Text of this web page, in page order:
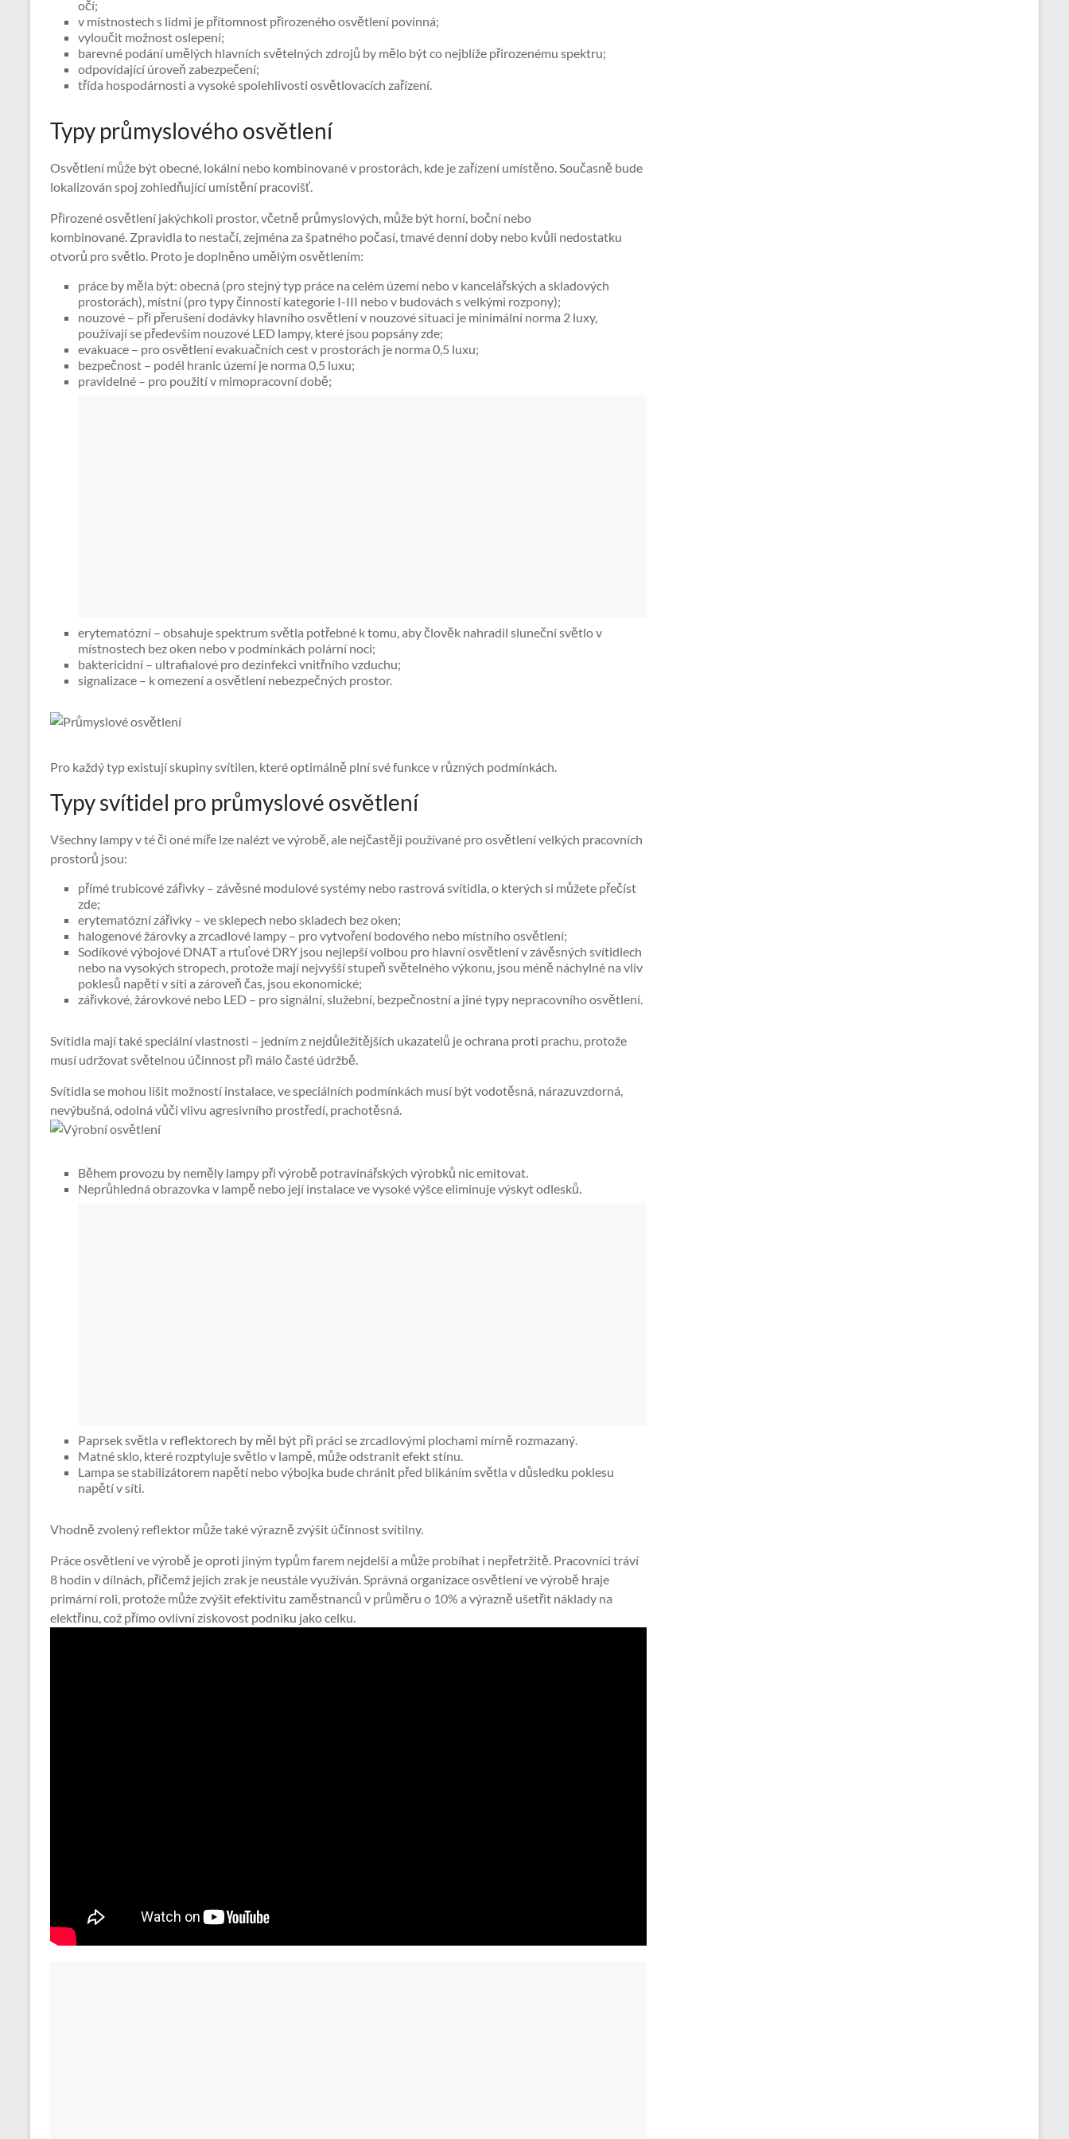
očí;
v místnostech s lidmi je přítomnost přirozeného osvětlení povinná;
vyloučit možnost oslepení;
barevné podání umělých hlavních světelných zdrojů by mělo být co nejblíže přirozenému spektru;
odpovídající úroveň zabezpečení;
třída hospodárnosti a vysoké spolehlivosti osvětlovacích zařízení.
Typy průmyslového osvětlení
Osvětlení může být obecné, lokální nebo kombinované v prostorách, kde je zařízení umístěno. Současně bude
lokalizován spoj zohledňující umístění pracovišť.
Přirozené osvětlení jakýchkoli prostor, včetně průmyslových, může být horní, boční nebo
kombinované. Zpravidla to nestačí, zejména za špatného počasí, tmavé denní doby nebo kvůli nedostatku
otvorů pro světlo. Proto je doplněno umělým osvětlením:
práce by měla být: obecná (pro stejný typ práce na celém území nebo v kancelářských a skladových
prostorách), místní (pro typy činností kategorie I-III nebo v budovách s velkými rozpony);
nouzové – při přerušení dodávky hlavního osvětlení v nouzové situaci je minimální norma 2 luxy,
používají se především nouzové LED lampy, které jsou popsány zde;
evakuace – pro osvětlení evakuačních cest v prostorách je norma 0,5 luxu;
bezpečnost – podél hranic území je norma 0,5 luxu;
pravidelné – pro použití v mimopracovní době;
erytematózní – obsahuje spektrum světla potřebné k tomu, aby člověk nahradil sluneční světlo v
místnostech bez oken nebo v podmínkách polární noci;
baktericidní – ultrafialové pro dezinfekci vnitřního vzduchu;
signalizace – k omezení a osvětlení nebezpečných prostor.
Pro každý typ existují skupiny svítilen, které optimálně plní své funkce v různých podmínkách.
Typy svítidel pro průmyslové osvětlení
Všechny lampy v té či oné míře lze nalézt ve výrobě, ale nejčastěji používané pro osvětlení velkých pracovních
prostorů jsou:
přímé trubicové zářivky – závěsné modulové systémy nebo rastrová svítidla, o kterých si můžete přečíst
zde;
erytematózní zářivky – ve sklepech nebo skladech bez oken;
halogenové žárovky a zrcadlové lampy – pro vytvoření bodového nebo místního osvětlení;
Sodíkové výbojové DNAT a rtuťové DRY jsou nejlepší volbou pro hlavní osvětlení v závěsných svítidlech
nebo na vysokých stropech, protože mají nejvyšší stupeň světelného výkonu, jsou méně náchylné na vliv
poklesů napětí v síti a zároveň čas, jsou ekonomické;
zářivkové, žárovkové nebo LED – pro signální, služební, bezpečnostní a jiné typy nepracovního osvětlení.
Svítidla mají také speciální vlastnosti – jedním z nejdůležitějších ukazatelů je ochrana proti prachu, protože
musí udržovat světelnou účinnost při málo časté údržbě.
Svítidla se mohou lišit možností instalace, ve speciálních podmínkách musí být vodotěsná, nárazuvzdorná,
nevýbušná, odolná vůči vlivu agresivního prostředí, prachotěsná.
Během provozu by neměly lampy při výrobě potravinářských výrobků nic emitovat.
Neprůhledná obrazovka v lampě nebo její instalace ve vysoké výšce eliminuje výskyt odlesků.
Paprsek světla v reflektorech by měl být při práci se zrcadlovými plochami mírně rozmazaný.
Matné sklo, které rozptyluje světlo v lampě, může odstranit efekt stínu.
Lampa se stabilizátorem napětí nebo výbojka bude chránit před blikáním světla v důsledku poklesu
napětí v síti.
Vhodně zvolený reflektor může také výrazně zvýšit účinnost svítilny.
Práce osvětlení ve výrobě je oproti jiným typům farem nejdelší a může probíhat i nepřetržitě. Pracovníci tráví
8 hodin v dílnách, přičemž jejich zrak je neustále využíván. Správná organizace osvětlení ve výrobě hraje
primární roli, protože může zvýšit efektivitu zaměstnanců v průměru o 10% a výrazně ušetřit náklady na
elektřinu, což přímo ovlivní ziskovost podniku jako celku.